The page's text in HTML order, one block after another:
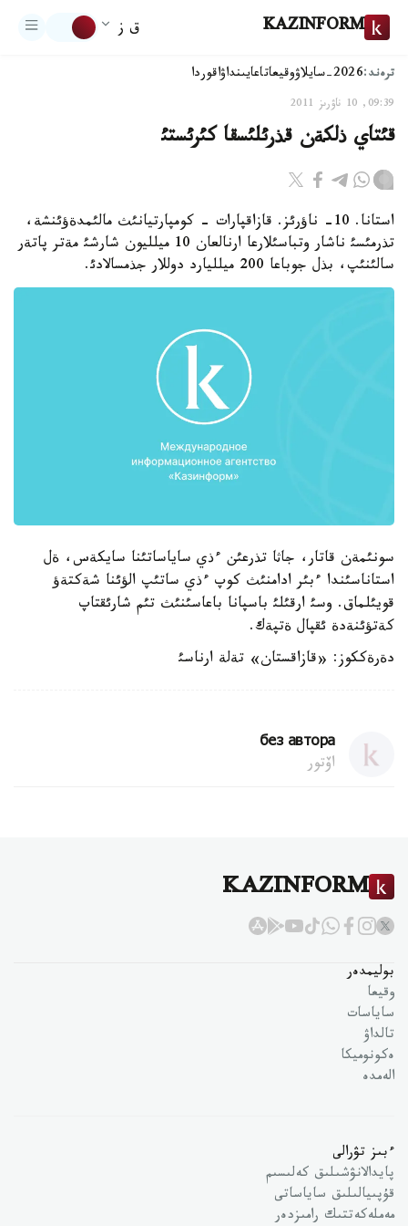
KAZINFORM ق ز
ترەند:2026-سايلاۋ وقيعاتاعايىنداۋاقوردا
09:39, 10 ناۋرىز 2011
قئتاي ذلكةن قذرئلئسقا كئرئستئ
استانا. 10- ناؤرئز. قازاقپارات - كومپارتيانئث مالئمدةؤئنشة،
تذرمئسئ ناشار وتباسئلارعا ارنالعان 10 ميلليون شارشئ مةتر پاتةر
سالئنئپ، بذل جوباعا 200 ميلليارد دوللار جذمسالادئ.
سونئمةن قاتار، جاثا تذرعئن ءذي ساياساتئنا سايكةس، ةل
استاناسئندا ءبئر ادامنئث كوپ ءذي ساتئپ الؤئنا شةكتةؤ
قويئلماق. وسئ ارقئلئ باسپانا باعاسئنئث تئم شارئقتاپ
كةتؤئنةدة ئقپال ةتپةك.
دةرةككوز: «قازاقستان» تةلة ارناسئ
без автора
اۆتور
KAZINFORM
بوليمدەر
وقيعا
ساياسات
تالداۋ
ەكونوميكا
الەمدە
ءبىز تۋرالى
پايدالانۋشىلىق كەلىسىم
قۇپىيالىلىق ساياساتى
مەملەكەتتىك رامىزدەر